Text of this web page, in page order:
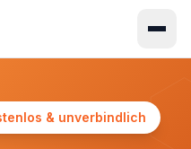
& unverbindlich